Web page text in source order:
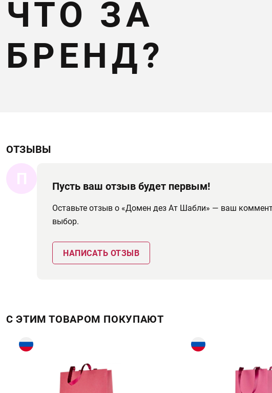
ЧТО ЗА
БРЕНД?
ОТЗЫВЫ
П Пусть ваш отзыв будет первым!
Оставьте отзыв о «Домен дез Ат Шабли» — ваш
выбор.
НАПИСАТЬ ОТЗЫВ
С ЭТИМ ТОВАРОМ ПОКУПАЮТ